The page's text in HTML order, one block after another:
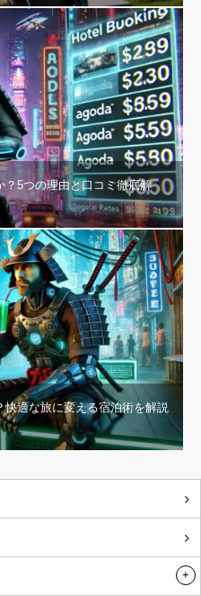
5つの理由と口コミ徹底解
適な旅に変える宿泊術を解説